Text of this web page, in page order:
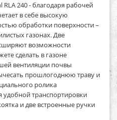
RLA 240- благодаря рабочей
в себе высокую
обработки поверхности –
газонах. Две
возможности
сделать в газоне
вентиляции почвы
прошлогоднюю траву и
ролика
транспортировки
и две встроенные ручки